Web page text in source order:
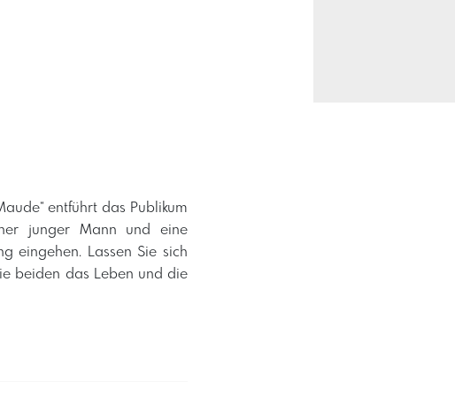
entführt das Publikum
junger Mann und eine
eingehen. Lassen Sie sich
beiden das Leben und die